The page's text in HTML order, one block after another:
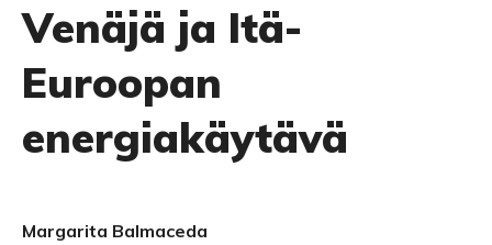
Venäjä ja Itä-
Euroopan
energiakäytävä
Margarita Balmaceda